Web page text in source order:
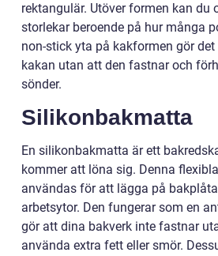
rektangulär. Utöver formen kan du
storlekar beroende på hur många
non-stick yta på kakformen gör
kakan utan att den fastnar och
sönder.
Silikonbakmatta
En silikonbakmatta är ett
kommer att löna sig. Denna
användas för att lägga på
arbetsytor. Den fungerar som en
gör att dina bakverk inte fastnar
använda extra fett eller smör.